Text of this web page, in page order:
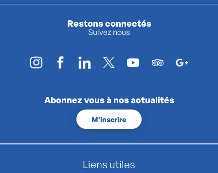
Restons connectés
Suivez nous
Abonnez vous à nos actualités
M'inscrire
Liens utiles